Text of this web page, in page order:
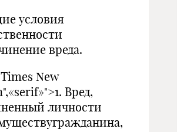
условия
вреда.
New
Вред,
личности